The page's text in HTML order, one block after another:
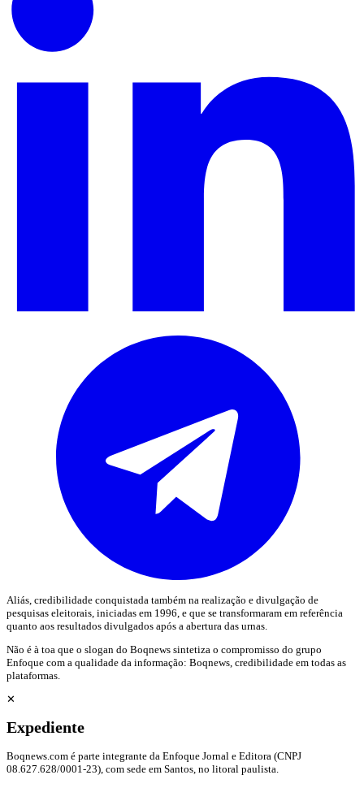
Aliás, credibilidade conquistada também na realização e divulgação de
pesquisas eleitorais, iniciadas em 1996, e que se transformaram em referência
quanto aos resultados divulgados após a abertura das urnas.
Não é à toa que o slogan do Boqnews sintetiza o compromisso do grupo
Enfoque com a qualidade da informação: Boqnews, credibilidade em todas as
plataformas.
✕
Expediente
Boqnews.com é parte integrante da Enfoque Jornal e Editora (CNPJ
08.627.628/0001-23), com sede em Santos, no litoral paulista.